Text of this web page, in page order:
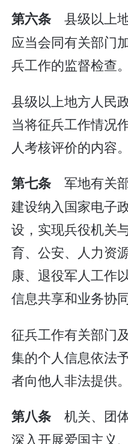
第六条 县级以上
应当会同有关部门
兵工作的监督检查。
县级以上地方人民
当将征兵工作情况
人考核评价的内容。
第七条 军地有关
建设纳入国家电子
设，实现兵役机关
育、公安、人力资
康、退役军人工作
信息共享和业务协同
征兵工作有关部门
集的个人信息依法
者向他人非法提供。
第八条 机关、团
深入开展爱国主义